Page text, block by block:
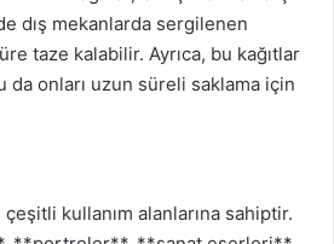
dış mekanlarda sergilenen
taze kalabilir. Ayrıca, bu kağıtlar
onları uzun süreli saklama için
kullanım alanlarına sahiptir.